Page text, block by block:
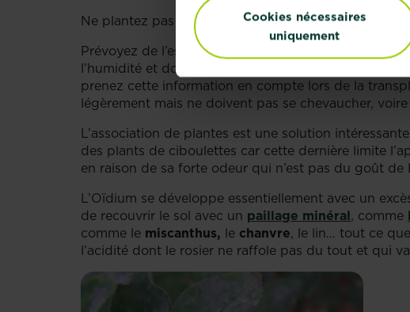
Cookies nécessaires
uniquement
Ne plantez pas vos rosiers trop serrés !
Prévoyez de l’espace entre les plantes afin de
l’humidité et donc le développement de l’oïdium.
prenez cette information en compte lors de la
légèrement mais ne doivent pas se chevaucher, voire
L’association de plantes est une solution
des plants de ciboulettes car cette dernière limite
en raison de sa forte odeur qui n’est pas du goût de
L’Oïdium se développe essentiellement avec un
de recouvrir le sol avec un paillage minéral, comme
comme le miscanthus, le chanvre, le lin… tout ce
l’acidité dont le rosier ne raffole pas du tout et qui